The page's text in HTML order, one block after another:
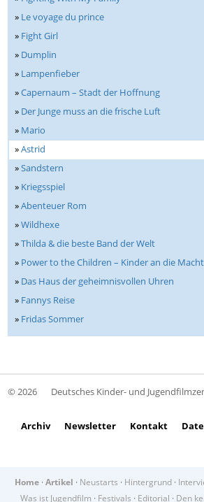
» Le voyage du prince
» Fight Girl
» Dumplin
» Lampenfieber
»Capernaum – Stadt der Hoffnung
» Der Junge muss an die frische Luft
» Mario
»Astrid
»Sandstern
» Kriegsspiel
»Abenteuer Rom
»Wildhexe
»Thilda & die beste Band der Welt
» Power to the Children – Kinder an die Macht
» Das Haus der geheimnisvollen Uhren
» Fannys Reise
» Fridas Sommer
© 2026 Deutsches Kinder- und
Archiv Newsletter Kontakt
Home · Artikel · Neustarts · Hintergrund ·
Was ist Jugendfilm · Festivals · Editorial · Den